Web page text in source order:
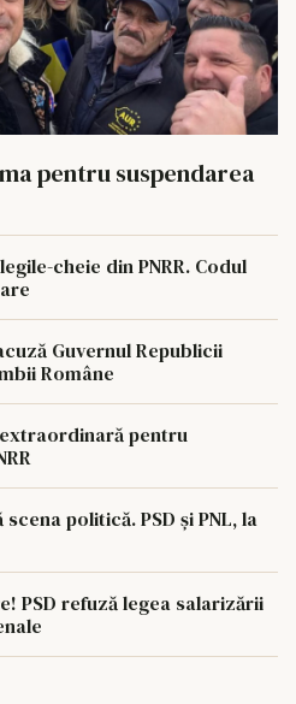
pentru suspendarea
cheie din PNRR. Codul
Guvernul Republicii
Române
pentru
scena politică. PSD și PNL, la
PSD refuză legea salarizării